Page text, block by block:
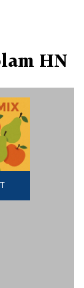
HN